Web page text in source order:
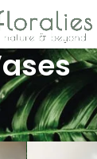
Affichage de